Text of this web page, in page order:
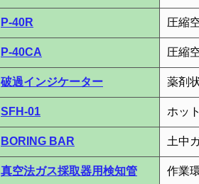
P-40R 圧縮
P-40CA 圧縮
破過インジケーター 薬剤
SFH-01 ホッ
BORING BAR 土中
真空法ガス採取器用検知管 作業